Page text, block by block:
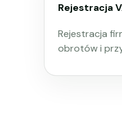
Rejestracja
Rejestracja
obrotów i